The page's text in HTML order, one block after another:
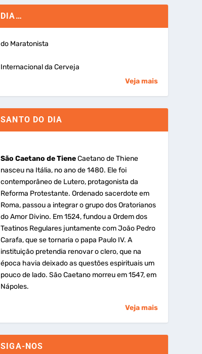
DIA…
do Maratonista
Internacional da Cerveja
Veja mais
SANTO DO DIA
São Caetano de TieneCaetano de Thiene
nasceu na Itália, no ano de 1480. Ele foi
contemporâneo de Lutero, protagonista da
Reforma Protestante. Ordenado sacerdote em
Roma, passou a integrar o grupo dos Oratorianos
do Amor Divino. Em 1524, fundou a Ordem dos
Teatinos Regulares juntamente com João Pedro
Carafa, que se tornaria o papa Paulo IV. A
instituição pretendia renovar o clero, que na
época havia deixado as questões espirituais um
pouco de lado. São Caetano morreu em 1547, em
Nápoles.
Veja mais
SIGA-NOS